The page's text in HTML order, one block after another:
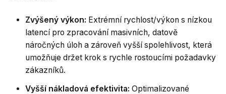
Zvýšený výkon: Extrémní rychlost/výkon s nízkou
latencí pro zpracování masivních, datově
náročných úloh a zároveň vyšší spolehlivost, která
umožňuje držet krok s rychle rostoucími požadavky
zákazníků.
Vyšší nákladová efektivita: Optimalizované